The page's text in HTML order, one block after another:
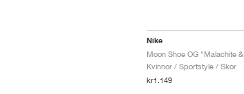
Nike
Kvinnor / Sportstyle / Skor
kr1.149